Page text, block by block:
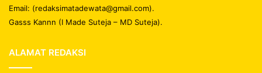
Email: (redaksimatadewata@gmail.com).
Gasss Kannn (I Made Suteja – MD Suteja).
ALAMAT REDAKSI